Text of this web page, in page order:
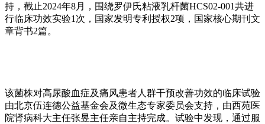
持，截止2024年8月，围绕罗伊氏粘液乳杆菌HCS02-001共进
行临床功效实验1次，国家发明专利授权2项，国家核心期刊文
章背书2篇。
该菌株对高尿酸血症及痛风患者人群干预改善功效的临床试验
由北京伍连德公益基金会及微生态专家委员会支持，由西苑医
院肾病科大主任张昱主任亲自主持完成。试验中发现，通过服